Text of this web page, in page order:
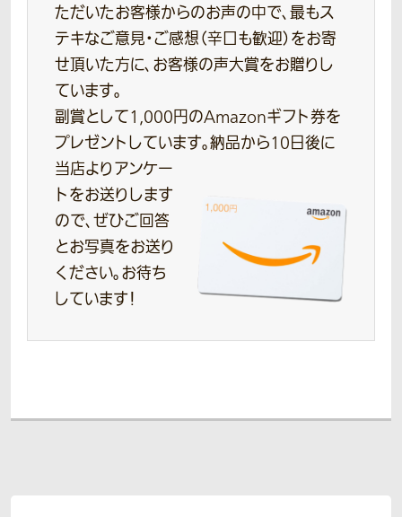
ただいたお客様からのお声の中で、最もス
テキなご意見・ご感想（辛口も歓迎）をお寄
せ頂いた方に、お客様の声大賞をお贈りし
ています。
副賞として1,000円のAmazonギフト券を
プレゼントしています。納品から10日後に
当店よりアンケー
トをお送りします
ので、ぜひご回答
とお写真をお送り
ください。お待ち
しています！